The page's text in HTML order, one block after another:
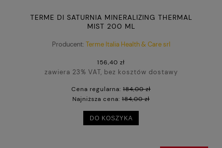
TERME DI SATURNIA MINERALIZING THERMAL
MIST 200 ML
Producent: Terme Italia Health & Care srl
156,40 zł
zawiera 23% VAT, bez kosztów dostawy
Cena regularna: 184,00 zł
Najniższa cena: 184,00 zł
DO KOSZYKA